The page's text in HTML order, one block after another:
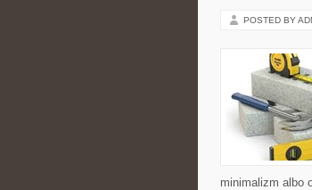
POSTED BY
minimalizm albo